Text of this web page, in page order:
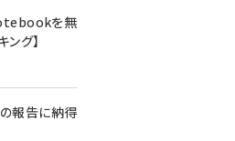
を無
グ】
報告に納得